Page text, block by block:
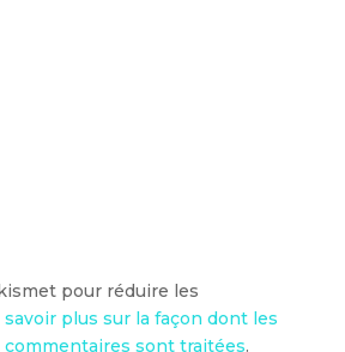
pour réduire les
savoir plus sur la façon dont les
commentaires sont traitées.